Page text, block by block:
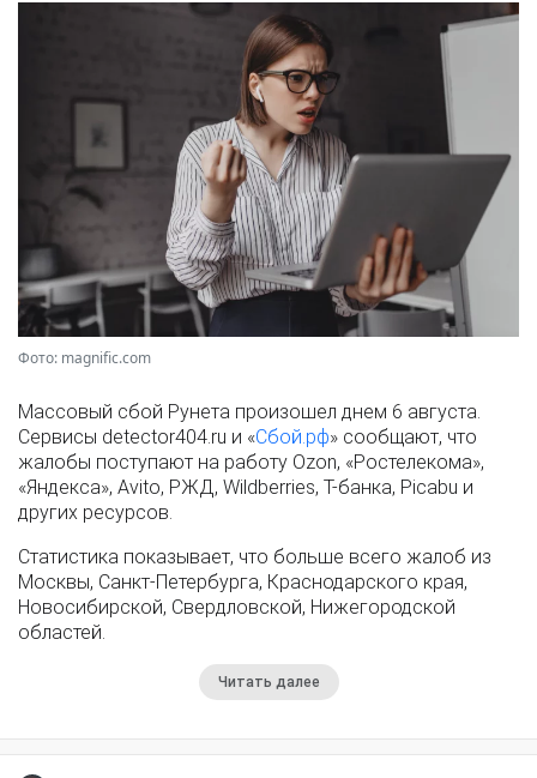
Фото: magnific.com
Массовый сбой Рунета произошел днем 6 августа.
Сервисы detector404.ru и «Сбой.рф» сообщают, что
жалобы поступают на работу Ozon, «Ростелекома»,
«Яндекса», Avito, РЖД, Wildberries, Т-банка, Picabu и
других ресурсов.
Статистика показывает, что больше всего жалоб из
Москвы, Санкт-Петербурга, Краснодарского края,
Новосибирской, Свердловской, Нижегородской
областей.
Читать далее